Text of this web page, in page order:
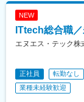
野駅、藤沢
徳駅、江戸
駅、神泉駅
新橋駅、川
大崎広小路
駅、とうき
駅、下神明
新桜台駅、
新代田駅
NEW
ITtech総合職
エヌエス・テック株
正社員 転勤なし
業種未経験歓迎